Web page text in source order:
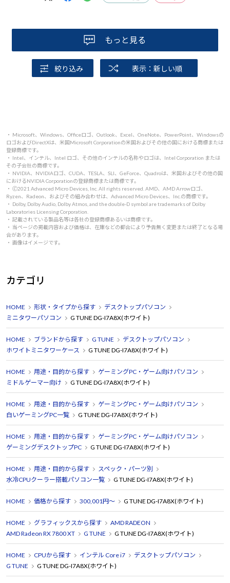
もっと見る
絞り込み 表示：新しい順
・ Microsoft、Windows、Officeロゴ、Outlook、Excel、OneNote、PowerPoint、Windowsの
ロゴおよびDirectXは、米国Microsoft Corporationの米国およびその他の国における商標または
登録商標です。
・ Intel、インテル、Intel ロゴ、その他のインテルの名称やロゴは、Intel Corporation または
その子会社の商標です。
・ NVIDIA、NVIDIAロゴ、CUDA、TESLA、SLI、GeForce、Quadroは、米国およびその他の国
におけるNVIDIA Corporationの登録商標または商標です。
・ 🄫2021 Advanced Micro Devices, Inc. All rights reserved. AMD、AMD Arrowロゴ、
Ryzen、Radeon、およびその組み合わせは、Advanced Micro Devices、Inc.の商標です。
・ Dolby, Dolby Audio, Dolby Atmos, and the double-D symbol are trademarks of Dolby
Laboratories Licensing Corporation.
・ 記載されている製品名等は各社の登録商標あるいは商標です。
・ 当ページの掲載内容および価格は、在庫などの都合により予告無く変更または終了となる場
合があります。
・ 画像はイメージです。
カテゴリ
HOME 形状・タイプから探す
デスクトップパソコン
ミニタワーパソコン
G TUNE DG-I7A8X(ホワイト)
HOME ブランドから探す G TUNE
デスクトップパソコン
ホワイトミニタワーケース
G TUNE DG-I7A8X(ホワイト)
HOME 用途・目的から探す
ゲーミングPC・ゲーム向けパソコン
ミドルゲーマー向け
G TUNE DG-I7A8X(ホワイト)
HOME 用途・目的から探す
ゲーミングPC・ゲーム向けパソコン
白いゲーミングPC一覧
G TUNE DG-I7A8X(ホワイト)
HOME 用途・目的から探す
ゲーミングPC・ゲーム向けパソコン
ゲーミングデスクトップPC
G TUNE DG-I7A8X(ホワイト)
HOME 用途・目的から探す
スペック・パーツ別
水冷CPUクーラー搭載パソコン一覧
G TUNE DG-I7A8X(ホワイト)
HOME 価格から探す 300,001円～ G TUNE DG-I7A8X(ホワイト)
HOME グラフィックスから探す
AMD RADEON
AMD Radeon RX 7800 XT
G TUNE G TUNE DG-I7A8X(ホワイト)
HOME CPUから探す インテル Core i7
デスクトップパソコン
G TUNE
G TUNE DG-I7A8X(ホワイト)